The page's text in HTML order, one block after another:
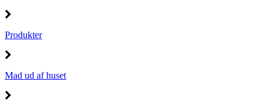
Produkter
Mad ud af huset